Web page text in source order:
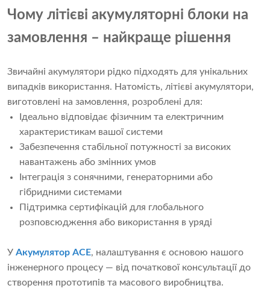
Чому літієві акумуляторні блоки на
замовлення – найкраще рішення
Звичайні акумулятори рідко підходять для унікальних
випадків використання. Натомість, літієві акумулятори,
виготовлені на замовлення, розроблені для:
Ідеально відповідає фізичним та електричним
характеристикам вашої системи
Забезпечення стабільної потужності за високих
навантажень або змінних умов
Інтеграція з сонячними, генераторними або
гібридними системами
Підтримка сертифікацій для глобального
розповсюдження або використання в уряді
У Акумулятор ACE, налаштування є основою нашого
інженерного процесу — від початкової консультації до
створення прототипів та масового виробництва.